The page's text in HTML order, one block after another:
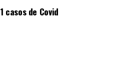
autoridades municipales buscan
hidráulica en las
mejorar el acceso al agua potable
que durante años enfrentaron
de Covid